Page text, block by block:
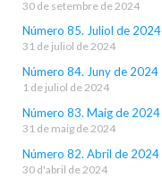
30 de setembre de 2024
Número 85. Juliol de 2024
31 de juliol de 2024
Número 84. Juny de 2024
1 de juliol de 2024
Número 83. Maig de 2024
31 de maig de 2024
Número 82. Abril de 2024
30 d'abril de 2024